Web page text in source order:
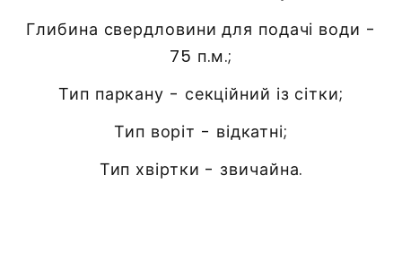
Глибина свердловини для подачі води -
75 п.м.;
Тип паркану - секційний із сітки;
Тип воріт - відкатні;
Тип хвіртки - звичайна.